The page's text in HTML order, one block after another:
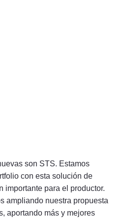
son STS. Estamos
con esta solución de
importante para el productor.
ampliando nuestra propuesta
aportando más y mejores